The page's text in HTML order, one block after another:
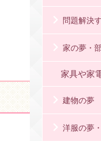
問題解決
家の夢・
家具や家
建物の夢
洋服の夢